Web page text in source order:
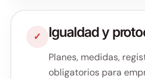
✓ Igualdad y
Planes, medidas,
obligatorios para